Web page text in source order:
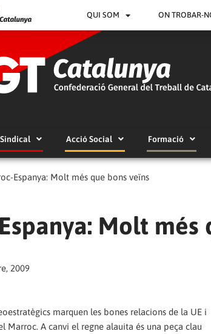
QUI SOM ON TROBAR-
Acció Social Formació
Espanya: Molt més que bons veïns
Molt més
2009
marquen les bones relacions de la UE i
Marroc. A canvi el regne alauita és una peça clau